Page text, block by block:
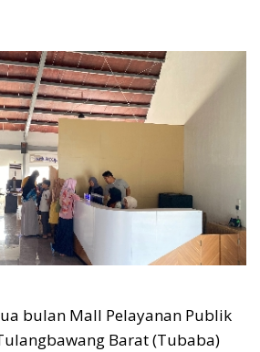
bulan Mall Pelayanan Publik
Barat (Tubaba)